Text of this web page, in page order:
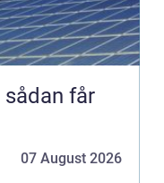
07 August 2026